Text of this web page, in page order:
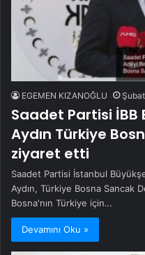
EGEMEN KIZANOĞLU
Saadet Partisi İBB
Aydın Türkiye
ziyaret etti
Saadet Partisi İstanbul
Aydın, Türkiye Bosna Sancak
Bosna'nın Türkiye için…
Devamını Oku »